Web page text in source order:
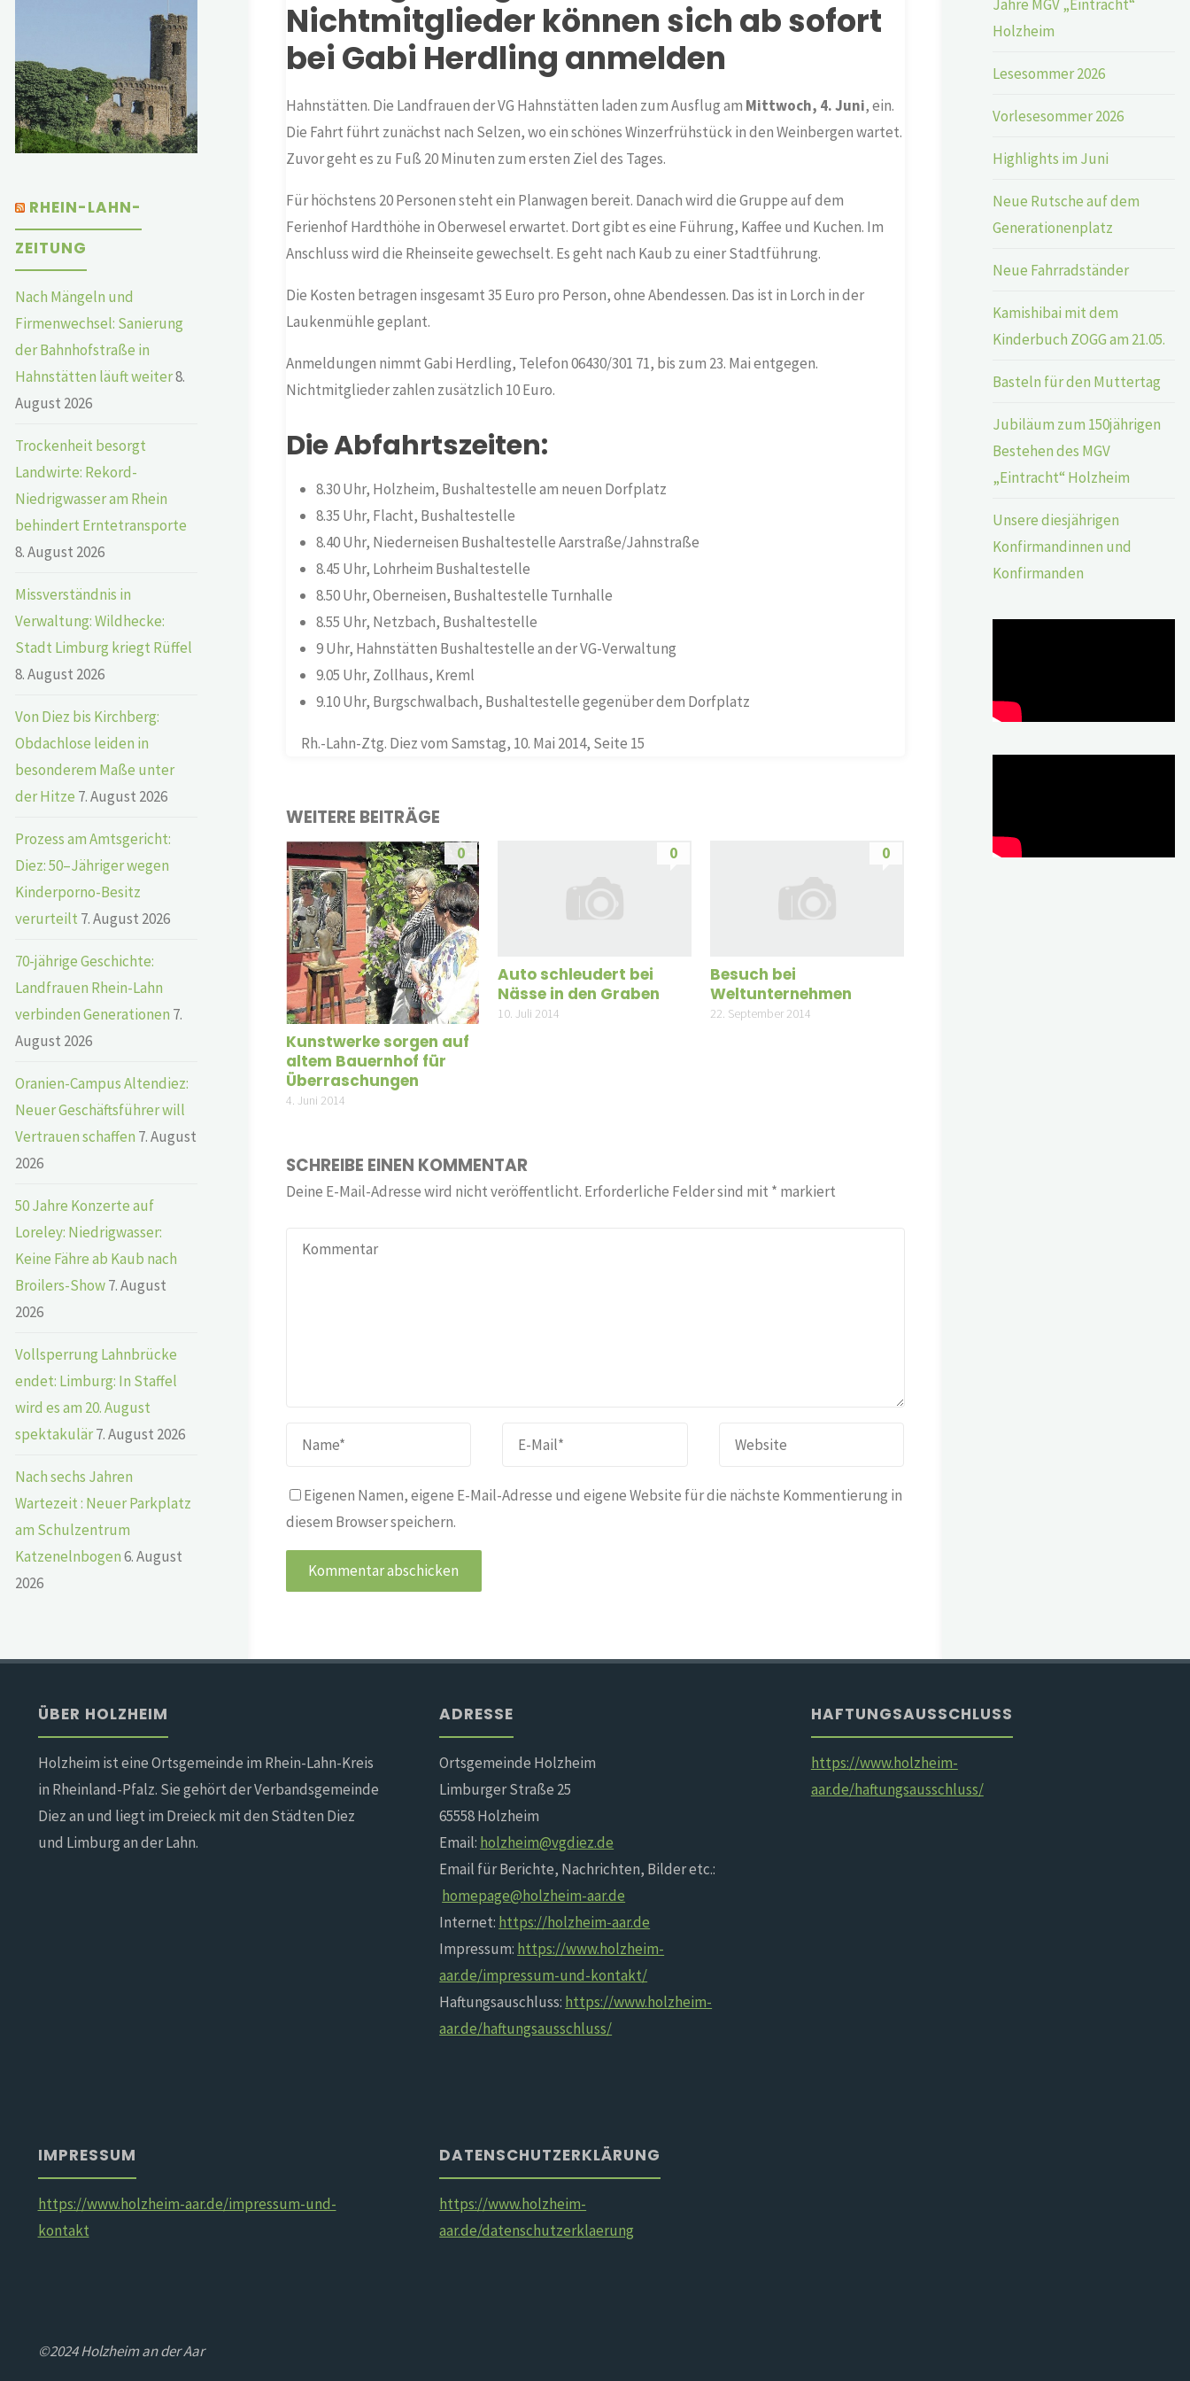
Nichtmitglieder können sich ab sofort
bei Gabi Herdling anmelden
Hahnstätten. Die Landfrauen der VG Hahnstätten laden zum Ausflug am Mittwoch, 4. Juni, ein.
Die Fahrt führt zunächst nach Selzen, wo ein schönes Winzerfrühstück in den Weinbergen wartet.
Zuvor geht es zu Fuß 20 Minuten zum ersten Ziel des Tages.
Für höchstens 20 Personen steht ein Planwagen bereit. Danach wird die Gruppe auf dem
Ferienhof Hardthöhe in Oberwesel erwartet. Dort gibt es eine Führung, Kaffee und Kuchen. Im
Anschluss wird die Rheinseite gewechselt. Es geht nach Kaub zu einer Stadtführung.
Die Kosten betragen insgesamt 35 Euro pro Person, ohne Abendessen. Das ist in Lorch in der
Laukenmühle geplant.
Anmeldungen nimmt Gabi Herdling, Telefon 06430/301 71, bis zum 23. Mai entgegen.
Nichtmitglieder zahlen zusätzlich 10 Euro.
Die Abfahrtszeiten:
8.30 Uhr, Holzheim, Bushaltestelle am neuen Dorfplatz
8.35 Uhr, Flacht, Bushaltestelle
8.40 Uhr, Niederneisen Bushaltestelle Aarstraße/Jahnstraße
8.45 Uhr, Lohrheim Bushaltestelle
8.50 Uhr, Oberneisen, Bushaltestelle Turnhalle
8.55 Uhr, Netzbach, Bushaltestelle
9 Uhr, Hahnstätten Bushaltestelle an der VG-Verwaltung
9.05 Uhr, Zollhaus, Kreml
9.10 Uhr, Burgschwalbach, Bushaltestelle gegenüber dem Dorfplatz
Rh.-Lahn-Ztg. Diez vom Samstag, 10. Mai 2014, Seite 15
WEITERE BEITRÄGE
0
Kunstwerke sorgen auf
altem Bauernhof für
Überraschungen
4. Juni 2014
0
Auto schleudert bei
Nässe in den Graben
10. Juli 2014
0
Besuch bei
Weltunternehmen
22. September 2014
SCHREIBE EINEN KOMMENTAR
Deine E-Mail-Adresse wird nicht veröffentlicht. Erforderliche Felder sind mit * markiert
Eigenen Namen, eigene E-Mail-Adresse und eigene Website für die nächste Kommentierung in
diesem Browser speichern.
RHEIN-LAHN-
ZEITUNG
Nach Mängeln und
Firmenwechsel: Sanierung
der Bahnhofstraße in
Hahnstätten läuft weiter8.
August 2026
Trockenheit besorgt
Landwirte: Rekord-
Niedrigwasser am Rhein
behindert Erntetransporte
8. August 2026
Missverständnis in
Verwaltung: Wildhecke:
Stadt Limburg kriegt Rüffel
8. August 2026
Von Diez bis Kirchberg:
Obdachlose leiden in
besonderem Maße unter
der Hitze 7. August 2026
Prozess am Amtsgericht:
Diez: 50–Jähriger wegen
Kinderporno-Besitz
verurteilt 7. August 2026
70-jährige Geschichte:
Landfrauen Rhein-Lahn
verbinden Generationen 7.
August 2026
Oranien-Campus Altendiez:
Neuer Geschäftsführer will
Vertrauen schaffen 7. August
2026
50 Jahre Konzerte auf
Loreley: Niedrigwasser:
Keine Fähre ab Kaub nach
Broilers-Show7. August
2026
Vollsperrung Lahnbrücke
endet: Limburg: In Staffel
wird es am 20. August
spektakulär7. August 2026
Nach sechs Jahren
Wartezeit : Neuer Parkplatz
am Schulzentrum
Katzenelnbogen6. August
2026
Jahre MGV „Eintracht“
Holzheim
Lesesommer 2026
Vorlesesommer 2026
Highlights im Juni
Neue Rutsche auf dem
Generationenplatz
Neue Fahrradständer
Kamishibai mit dem
Kinderbuch ZOGG am 21.05.
Basteln für den Muttertag
Jubiläum zum 150jährigen
Bestehen des MGV
„Eintracht“ Holzheim
Unsere diesjährigen
Konfirmandinnen und
Konfirmanden
ÜBER HOLZHEIM
Holzheim ist eine Ortsgemeinde im Rhein-Lahn-Kreis
in Rheinland-Pfalz. Sie gehört der Verbandsgemeinde
Diez an und liegt im Dreieck mit den Städten Diez
und Limburg an der Lahn.
ADRESSE
Ortsgemeinde Holzheim
Limburger Straße 25
65558 Holzheim
Email: holzheim@vgdiez.de
Email für Berichte, Nachrichten, Bilder etc.:
homepage@holzheim-aar.de
Internet: https://holzheim-aar.de
Impressum: https://www.holzheim-
aar.de/impressum-und-kontakt/
Haftungsauschluss: https://www.holzheim-
aar.de/haftungsausschluss/
HAFTUNGSAUSSCHLUSS
https://www.holzheim-
aar.de/haftungsausschluss/
IMPRESSUM
https://www.holzheim-aar.de/impressum-und-
kontakt
DATENSCHUTZERKLÄRUNG
https://www.holzheim-
aar.de/datenschutzerklaerung
©2024 Holzheim an der Aar